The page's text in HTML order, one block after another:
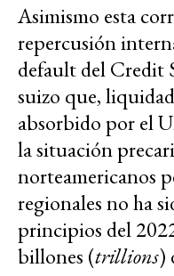
Asimismo esta
repercusión
default del Credit
suizo que,
absorbido por el
la situación
norteamericanos
regionales no ha
principios del
billones (trillions)